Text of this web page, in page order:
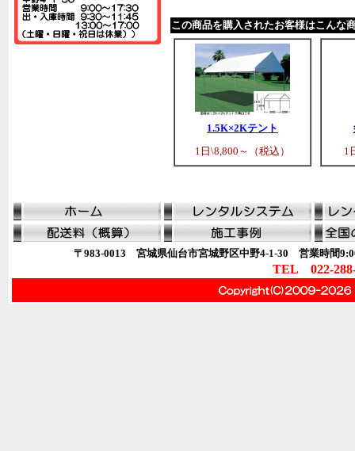
この商品を購入されたお客様はこんな
1.5K×2Kテント
1日\8,800～（税込）
1
〒983-0013 宮城県仙台市宮城野区中野4-1-30 営業時間
TEL 022-